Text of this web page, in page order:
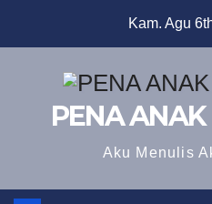
Kam. Agu
PENA
Aku Menulis